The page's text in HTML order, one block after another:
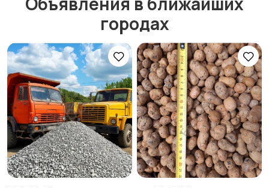
Другое
Расходные
материалы и
оснастка
городах